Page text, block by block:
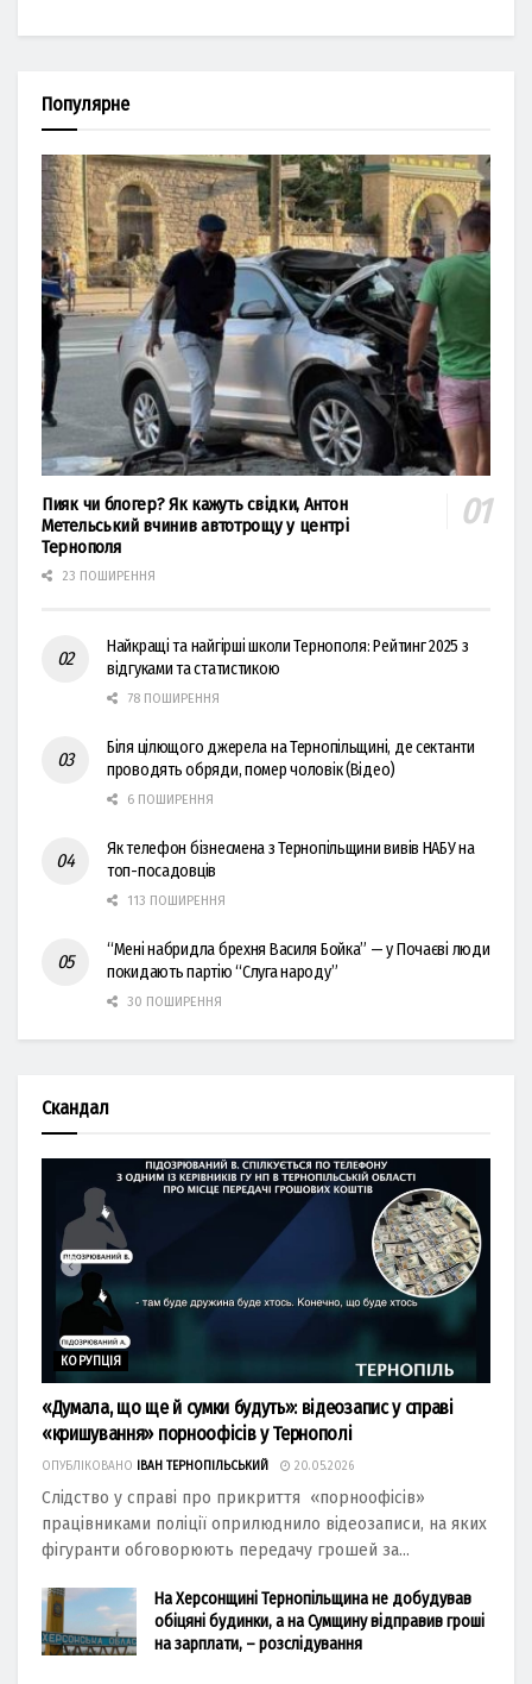
Популярне
Пияк чи блогер? Як кажуть свідки, Антон
Метельський вчинив автотрощу у центрі
Тернополя
23 ПОШИРЕННЯ
Найкращі та найгірші школи Тернополя: Рейтинг 2025 з
відгуками та статистикою
78 ПОШИРЕННЯ
Біля цілющого джерела на Тернопільщині, де сектанти
проводять обряди, помер чоловік (Відео)
6 ПОШИРЕННЯ
Як телефон бізнесмена з Тернопільщини вивів НАБУ на
топ-посадовців
113 ПОШИРЕННЯ
“Мені набридла брехня Василя Бойка” — у Почаєві люди
покидають партію “Слуга народу”
30 ПОШИРЕННЯ
Скандал
КОРУПЦІЯ
«Думала, що ще й сумки будуть»: відеозапис у справі
«кришування» порноофісів у Тернополі
ОПУБЛІКОВАНО ІВАН ТЕРНОПІЛЬСЬКИЙ 20.05.2026
Слідство у справі про прикриття «порноофісів»
працівниками поліції оприлюднило відеозаписи, на яких
фігуранти обговорюють передачу грошей за...
На Херсонщині Тернопільщина не добудував
обіцяні будинки, а на Сумщину відправив гроші
на зарплати, – розслідування